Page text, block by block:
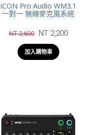
iCON Pro Audio WM3.1
一對一 無線麥克風系統
NT 2,600 NT 2,200
加入購物車